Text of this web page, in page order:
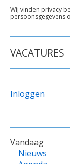
TEKST
ONDER
Wij vinden privacy
persoonsgegevens
VACATURES
Inloggen
VOET
Vandaag
Nieuws